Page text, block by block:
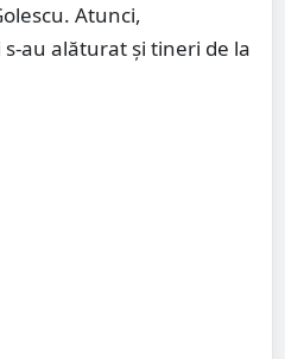
Atunci,
au alăturat și tineri de la